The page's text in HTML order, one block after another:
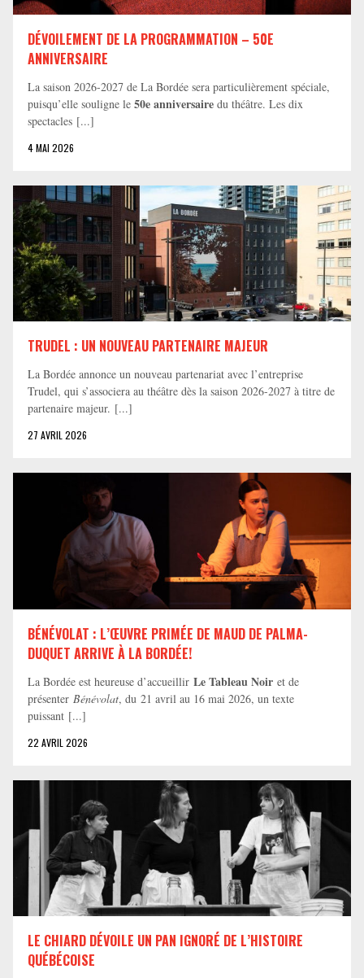
DÉVOILEMENT DE LA PROGRAMMATION – 50E
ANNIVERSAIRE
La saison 2026-2027 de La Bordée sera particulièrement spéciale,
puisqu’elle souligne le 50e anniversaire du théâtre. Les dix
spectacles [...]
4 MAI 2026
TRUDEL : UN NOUVEAU PARTENAIRE MAJEUR
La Bordée annonce un nouveau partenariat avec l’entreprise
Trudel, qui s’associera au théâtre dès la saison 2026-2027 à titre de
partenaire majeur. [...]
27 AVRIL 2026
BÉNÉVOLAT : L’ŒUVRE PRIMÉE DE MAUD DE PALMA-
DUQUET ARRIVE À LA BORDÉE!
La Bordée est heureuse d’accueillir Le Tableau Noir et de
présenter Bénévolat, du 21 avril au 16 mai 2026, un texte
puissant [...]
22 AVRIL 2026
LE CHIARD DÉVOILE UN PAN IGNORÉ DE L’HISTOIRE
QUÉBÉCOISE